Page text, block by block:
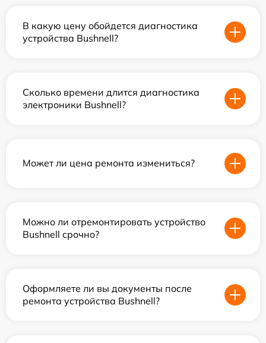
В какую цену обойдется диагностика
устройства Bushnell?
Сколько времени длится диагностика
электроники Bushnell?
Может ли цена ремонта измениться?
Можно ли отремонтировать устройство
Bushnell срочно?
Оформляете ли вы документы после
ремонта устройства Bushnell?